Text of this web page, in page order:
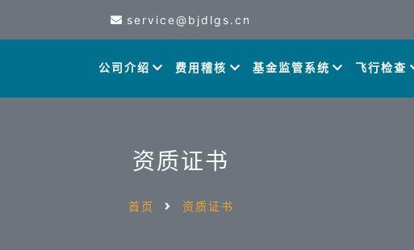
service@bjdlgs.cn
公司介绍 费用稽核 基金监管系统 飞行检查
资质证书
首页 资质证书